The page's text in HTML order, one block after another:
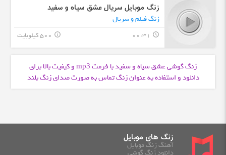
زنگ موبایل سریال عشق سیاه و سفید
زنگ فیلم و سریال
query_builder
00:31 500 کیلوبایت info_outline
زنگ گوشی عشق سیاه و سفید با فرمت mp3 و کیفیت بالا برای
دانلود و استفاده به عنوان زنگ تماس به صورت صدای زنگ بلند
زنگ های موبایل
آهنگ زنگ موبایل
دانلود زنگ گوشی